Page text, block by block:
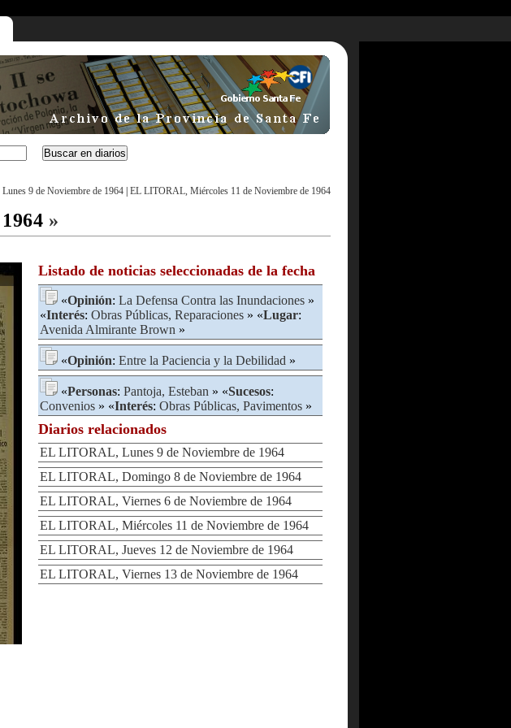
9 de Noviembre de 1964 EL LITORAL, Miércoles 11 de Noviembre de 1964
»
Listado de noticias seleccionadas de la fecha
«Opinión: La Defensa Contra las Inundaciones »
«Interés: Obras Públicas, Reparaciones » «Lugar:
Avenida Almirante Brown »
«Opinión: Entre la Paciencia y la Debilidad »
«Personas: Pantoja, Esteban » «Sucesos:
Convenios » «Interés: Obras Públicas, Pavimentos »
Diarios relacionados
EL LITORAL, Lunes 9 de Noviembre de 1964
EL LITORAL, Domingo 8 de Noviembre de 1964
EL LITORAL, Viernes 6 de Noviembre de 1964
EL LITORAL, Miércoles 11 de Noviembre de 1964
EL LITORAL, Jueves 12 de Noviembre de 1964
EL LITORAL, Viernes 13 de Noviembre de 1964